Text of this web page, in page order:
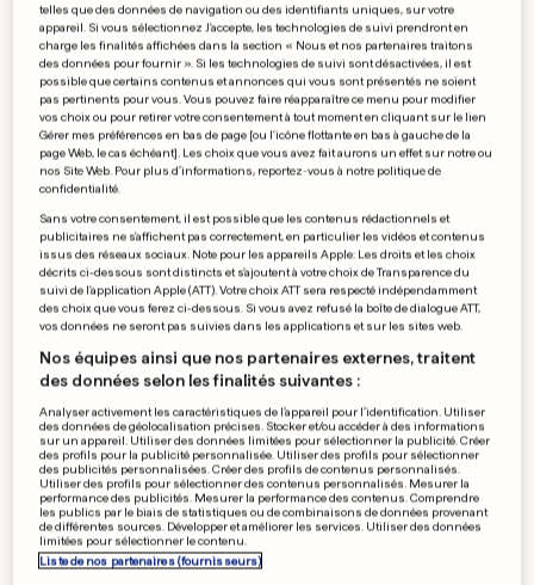
SCANDALE SEXUEL
Une productrice réclame 10
millions à Weinstein
0 0
CANADA
Il chasse, tue puis cuisine un
puma: tollé sur la Toile
0
DÉRAILLEMENT TGV EN ALSACE
La SNCF inculpée pour
«homicides involontaires»
0 0
telles que des données de navigation ou des identifiants uniques, sur votre
appareil. Si vous sélectionnez J'accepte, les technologies de suivi prendront en
charge les finalités affichées dans la section « Nous et nos partenaires traitons
des données pour fournir ». Si les technologies de suivi sont désactivées, il est
possible que certains contenus et annonces qui vous sont présentés ne soient
pas pertinents pour vous. Vous pouvez faire réapparaître ce menu pour modifier
vos choix ou pour retirer votre consentement à tout moment en cliquant sur le lien
Gérer mes préférences en bas de page [ou l'icône flottante en bas à gauche de la
page Web, le cas échéant]. Les choix que vous avez fait aurons un effet sur notre ou
nos Site Web. Pour plus d’informations, reportez-vous à notre politique de
confidentialité.
Sans votre consentement, il est possible que les contenus rédactionnels et
publicitaires ne s'affichent pas correctement, en particulier les vidéos et contenus
issus des réseaux sociaux. Note pour les appareils Apple: Les droits et les choix
décrits ci-dessous sont distincts et s'ajoutent à votre choix de Transparence du
suivi de l'application Apple (ATT). Votre choix ATT sera respecté indépendamment
des choix que vous ferez ci-dessous. Si vous avez refusé la boîte de dialogue ATT,
vos données ne seront pas suivies dans les applications et sur les sites web.
Nos équipes ainsi que nos partenaires externes, traitent
des données selon les finalités suivantes :
Analyser activement les caractéristiques de l’appareil pour l’identification. Utiliser
des données de géolocalisation précises. Stocker et/ou accéder à des informations
sur un appareil. Utiliser des données limitées pour sélectionner la publicité. Créer
des profils pour la publicité personnalisée. Utiliser des profils pour sélectionner
des publicités personnalisées. Créer des profils de contenus personnalisés.
Utiliser des profils pour sélectionner des contenus personnalisés. Mesurer la
performance des publicités. Mesurer la performance des contenus. Comprendre
les publics par le biais de statistiques ou de combinaisons de données provenant
de différentes sources. Développer et améliorer les services. Utiliser des données
limitées pour sélectionner le contenu.
Liste de nos partenaires (fournisseurs)